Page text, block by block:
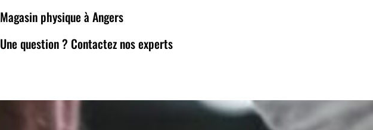
Magasin physique à Angers
Une question ? Contactez nos experts